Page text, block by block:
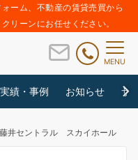
ーム、不動産の賃貸売買から
リーンにお任せください。
MENU
実績・事例 お知らせ サ
井セントラル スカイホール